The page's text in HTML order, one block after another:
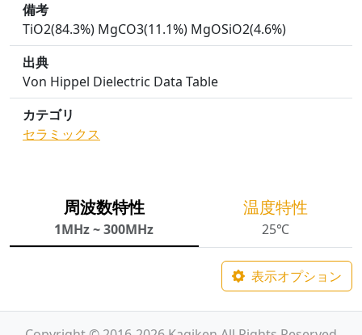
備考
TiO2(84.3%) MgCO3(11.1%) MgOSiO2(4.6%)
出典
Von Hippel Dielectric Data Table
カテゴリ
セラミックス
周波数特性
1MHz ~ 300MHz
温度特性
25℃
表示オプション